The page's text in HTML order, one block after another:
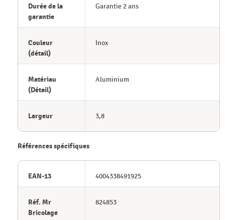
Durée de la
garantie
Garantie 2 ans
Couleur
(détail)
Inox
Matériau
(Détail)
Aluminium
Largeur 3,8
Références spécifiques
EAN-13 4004338491925
Réf. Mr
Bricolage
824853